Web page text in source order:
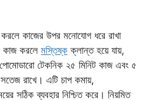
কাজের উপর মনোযোগ ধরে রাখা
কাজ করলে মস্তিষ্ক ক্লান্ত হয়ে যায়,
টেকনিক ২৫ মিনিট কাজ এবং ৫
সতেজ রাখে। এটি চাপ কমায়,
সঠিক ব্যবহার নিশ্চিত করে। নিয়মিত